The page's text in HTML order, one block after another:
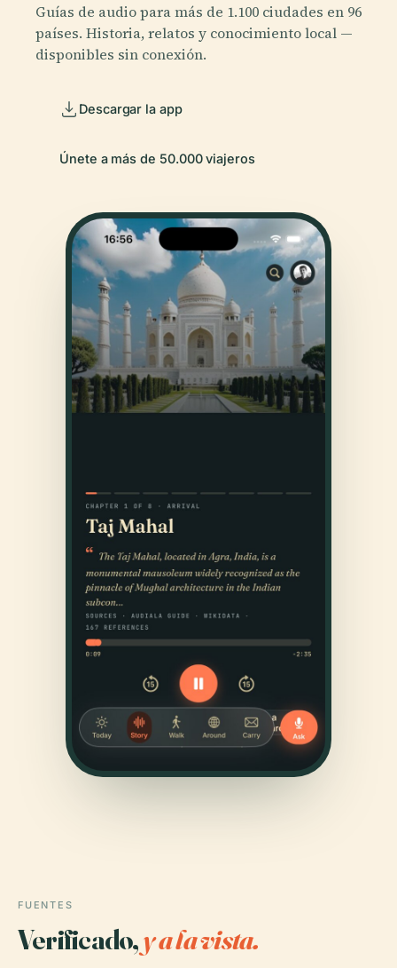
Guías de audio para más de 1.100 ciudades en 96
países. Historia, relatos y conocimiento local —
disponibles sin conexión.
Descargar la app
Únete a más de 50.000 viajeros
FUENTES
Verificado,y a la vista.